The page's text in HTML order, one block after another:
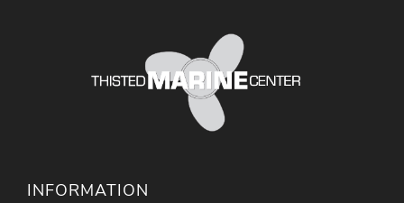
INFORMATION